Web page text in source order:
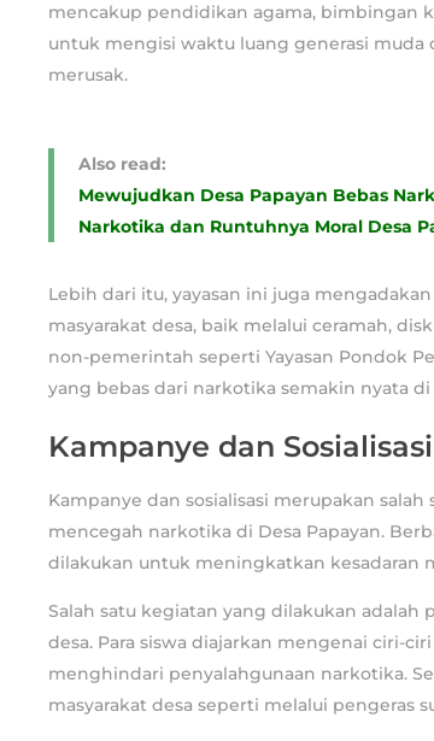
mencakup pendidikan agama, bimbingan
untuk mengisi waktu luang generasi
merusak.
Also read:
Mewujudkan Desa Papayan Bebas
Narkotika dan Runtuhnya Moral Desa
Lebih dari itu, yayasan ini juga
masyarakat desa, baik melalui ceramah,
non-pemerintah seperti Yayasan Pondok
yang bebas dari narkotika semakin nyata di
Kampanye dan Sosialisasi
Kampanye dan sosialisasi merupakan
mencegah narkotika di Desa Papayan.
dilakukan untuk meningkatkan kesadaran
Salah satu kegiatan yang dilakukan adalah
desa. Para siswa diajarkan mengenai ciri-
menghindari penyalahgunaan narkotika.
masyarakat desa seperti melalui pengeras